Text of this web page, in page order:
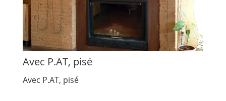
Avec P.AT, pisé
Avec P.AT, pisé